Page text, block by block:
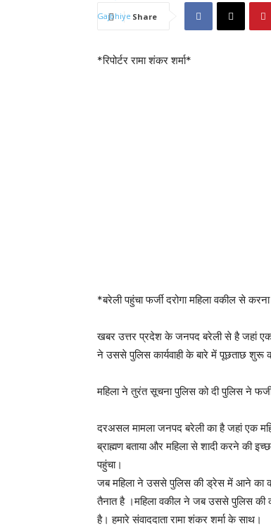
Share
*रिपोर्टर रामा शंकर शर्मा*
*बरेली पहुंचा फर्जी दरोगा महिला वकील से
खबर उत्तर प्रदेश के जनपद बरेली से है जहां एक
ने उससे पुलिस कार्यवाही के बारे में पूछताछ शुरू
महिला ने तुरंत सूचना पुलिस को दी पुलिस ने
दरअसल मामला जनपद बरेली का है जहां एक
ब्राह्मण बताया और महिला से शादी करने की
पहुंचा।
जब महिला ने उससे पुलिस की ड्रेस में आने का
तैनात है ।महिला वकील ने जब उससे पुलिस की
है। हमारे संवाददाता रामा शंकर शर्मा के साथ।